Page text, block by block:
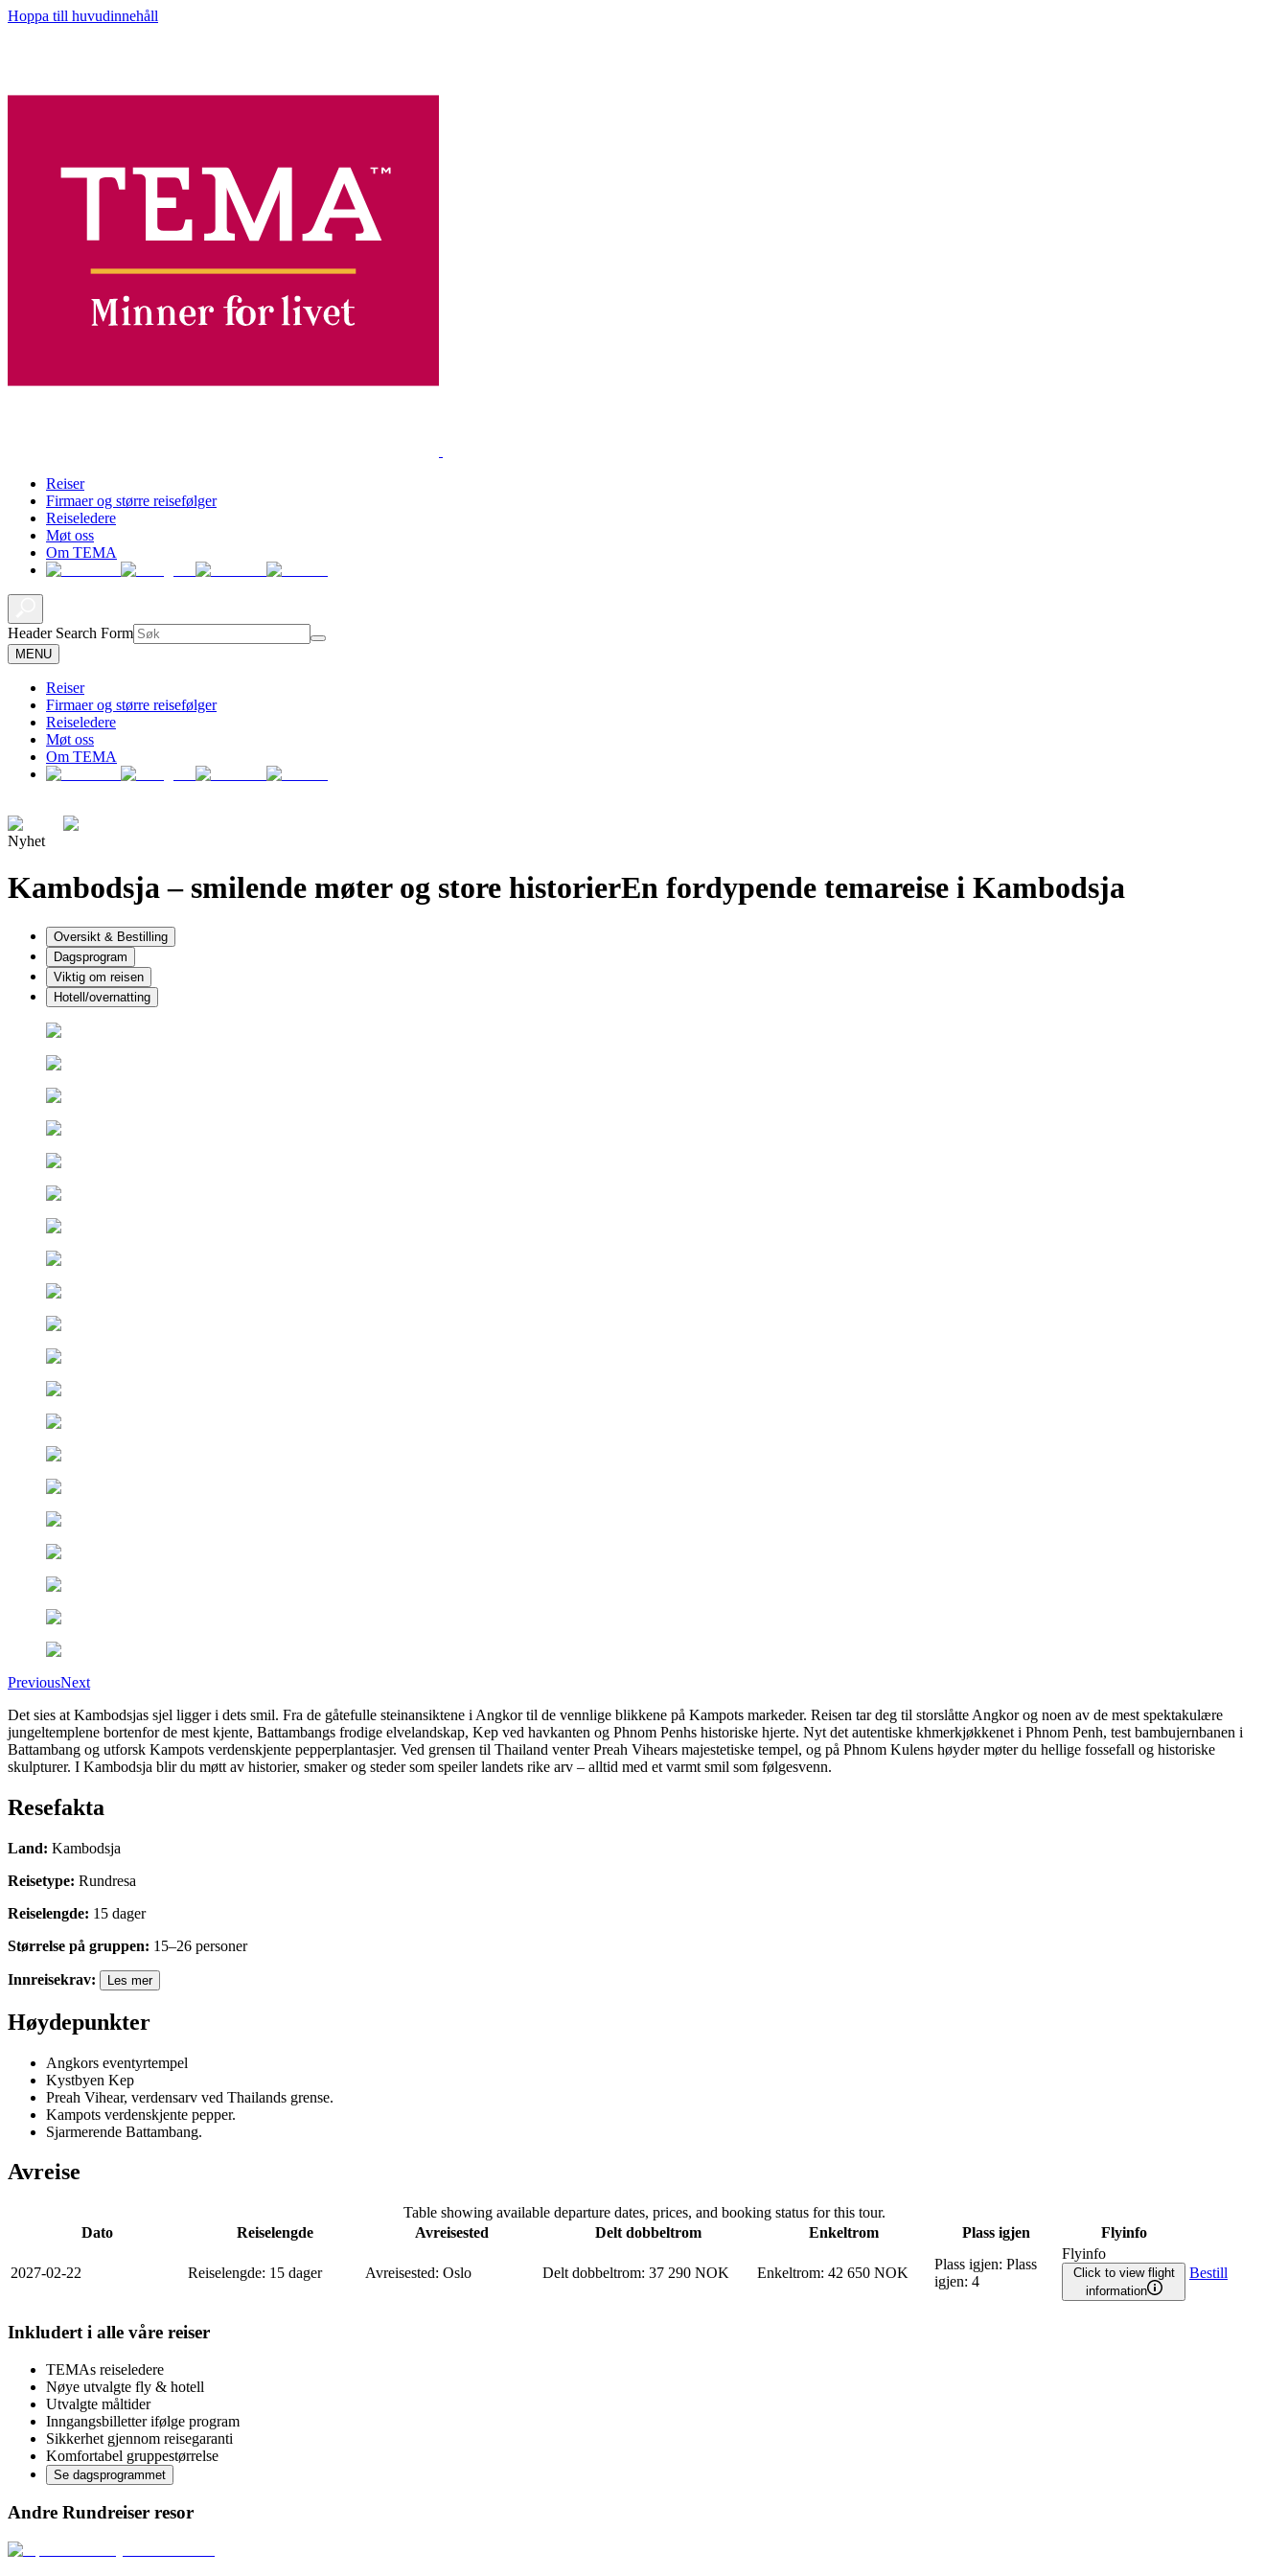
Hoppa till huvudinnehåll
Reiser
Firmaer og større reisefølger
Reiseledere
Møt oss
Om TEMA
Header Search Form
MENU
Reiser
Firmaer og større reisefølger
Reiseledere
Møt oss
Om TEMA
Nyhet
Kambodsja – smilende møter og store historierEn fordypende temareise i Kambodsja
Oversikt & Bestilling
Dagsprogram
Viktig om reisen
Hotell/overnatting
PreviousNext
Det sies at Kambodsjas sjel ligger i dets smil. Fra de gåtefulle steinansiktene i Angkor til de vennlige blikkene på Kampots markeder. Reisen tar deg til storslåtte Angkor og noen av de mest spektakulære
jungeltemplene bortenfor de mest kjente, Battambangs frodige elvelandskap, Kep ved havkanten og Phnom Penhs historiske hjerte. Nyt det autentiske khmerkjøkkenet i Phnom Penh, test bambujernbanen i
Battambang og utforsk Kampots verdenskjente pepperplantasjer. Ved grensen til Thailand venter Preah Vihears majestetiske tempel, og på Phnom Kulens høyder møter du hellige fossefall og historiske
skulpturer. I Kambodsja blir du møtt av historier, smaker og steder som speiler landets rike arv – alltid med et varmt smil som følgesvenn.
Resefakta
Land: Kambodsja
Reisetype: Rundresa
Reiselengde: 15 dager
Størrelse på gruppen: 15–26 personer
Innreisekrav: Les mer
Høydepunkter
Angkors eventyrtempel
Kystbyen Kep
Preah Vihear, verdensarv ved Thailands grense.
Kampots verdenskjente pepper.
Sjarmerende Battambang.
Avreise
Table showing available departure dates, prices, and booking status for this tour.
Dato
Reiselengde Avreisested Delt dobbeltrom Enkeltrom Plass igjen Flyinfo
2027-02-22 Reiselengde: 15 dager Avreisested: Oslo Delt dobbeltrom: 37 290 NOK Enkeltrom: 42 650 NOK
Plass igjen: Plass
igjen: 4
Flyinfo
Click to view flight
information
Bestill
Inkludert i alle våre reiser
TEMAs reiseledere
Nøye utvalgte fly & hotell
Utvalgte måltider
Inngangsbilletter ifølge program
Sikkerhet gjennom reisegaranti
Komfortabel gruppestørrelse
Se dagsprogrammet
Andre Rundreiser resor